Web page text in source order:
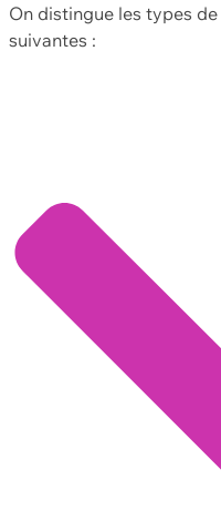
On distingue les types
suivantes :